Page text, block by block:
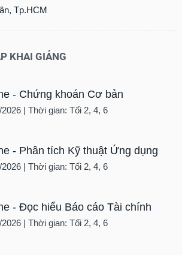
Tp.HCM
KHAI GIẢNG
- Chứng khoán Cơ bản
| Thời gian: Tối 2, 4, 6
- Phân tích Kỹ thuật Ứng dụng
| Thời gian: Tối 2, 4, 6
- Đọc hiểu Báo cáo Tài chính
| Thời gian: Tối 2, 4, 6